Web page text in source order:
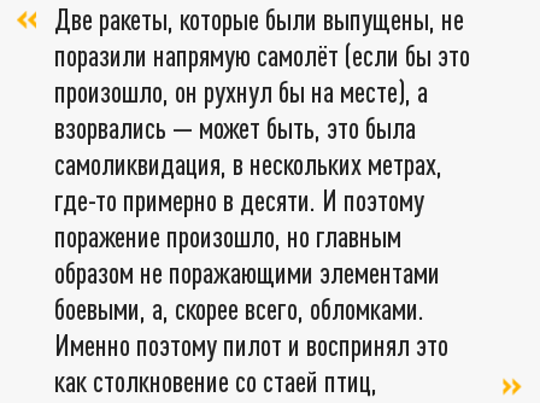
Две ракеты, которые были выпущены, не
поразили напрямую самолёт (если бы это
произошло, он рухнул бы на месте), а
взорвались — может быть, это была
самоликвидация, в нескольких метрах,
где-то примерно в десяти. И поэтому
поражение произошло, но главным
образом не поражающими элементами
боевыми, а, скорее всего, обломками.
Именно поэтому пилот и воспринял это
как столкновение со стаей птиц,